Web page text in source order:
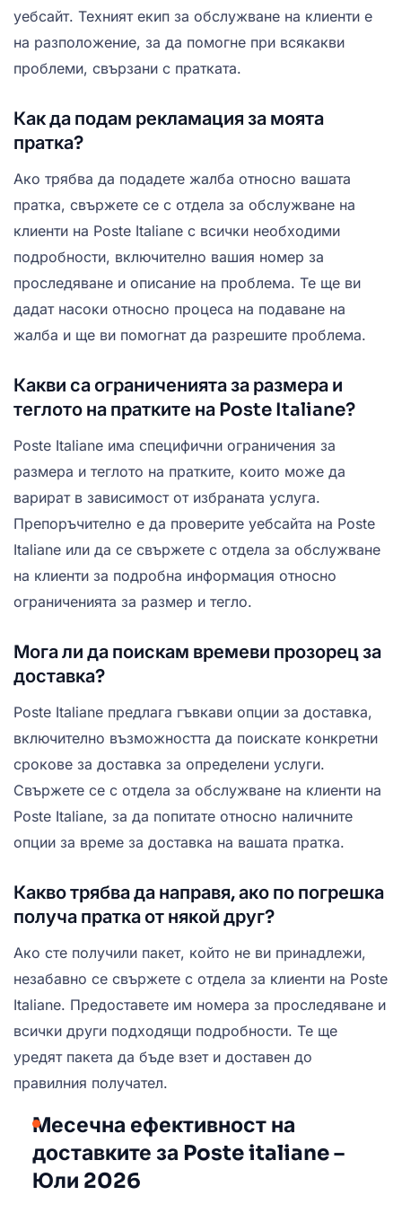
уебсайт. Техният екип за обслужване на клиенти е
на разположение, за да помогне при всякакви
проблеми, свързани с пратката.
Как да подам рекламация за моята
пратка?
Ако трябва да подадете жалба относно вашата
пратка, свържете се с отдела за обслужване на
клиенти на Poste Italiane с всички необходими
подробности, включително вашия номер за
проследяване и описание на проблема. Те ще ви
дадат насоки относно процеса на подаване на
жалба и ще ви помогнат да разрешите проблема.
Какви са ограниченията за размера и
теглото на пратките на Poste Italiane?
Poste Italiane има специфични ограничения за
размера и теглото на пратките, които може да
варират в зависимост от избраната услуга.
Препоръчително е да проверите уебсайта на Poste
Italiane или да се свържете с отдела за обслужване
на клиенти за подробна информация относно
ограниченията за размер и тегло.
Мога ли да поискам времеви прозорец за
доставка?
Poste Italiane предлага гъвкави опции за доставка,
включително възможността да поискате конкретни
срокове за доставка за определени услуги.
Свържете се с отдела за обслужване на клиенти на
Poste Italiane, за да попитате относно наличните
опции за време за доставка на вашата пратка.
Какво трябва да направя, ако по погрешка
получа пратка от някой друг?
Ако сте получили пакет, който не ви принадлежи,
незабавно се свържете с отдела за клиенти на Poste
Italiane. Предоставете им номера за проследяване и
всички други подходящи подробности. Те ще
уредят пакета да бъде взет и доставен до
правилния получател.
Месечна ефективност на
доставките за Poste italiane –
Юли 2026